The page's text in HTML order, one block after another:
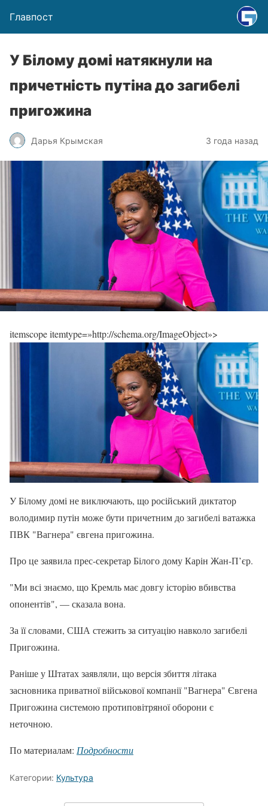
Главпост
У Білому домі натякнули на
причетність путіна до загибелі
пригожина
Дарья Крымская 3 года назад
itemscope itemtype=»http://schema.org/ImageObject»>
У Білому домі не виключають, що російський диктатор
володимир путін може бути причетним до загибелі ватажка
ПВК "Вагнера" євгена пригожина.
Про це заявила прес-секретар Білого дому Карін Жан-П’єр.
"Ми всі знаємо, що Кремль має довгу історію вбивства
опонентів", — сказала вона.
За її словами, США стежить за ситуацію навколо загибелі
Пригожина.
Раніше у Штатах заявляли, що версія збиття літака
засновника приватної військової компанії "Вагнера" Євгена
Пригожина системою протиповітряної оборони є
неточною.
По материалам: Подробности
Категории: Культура